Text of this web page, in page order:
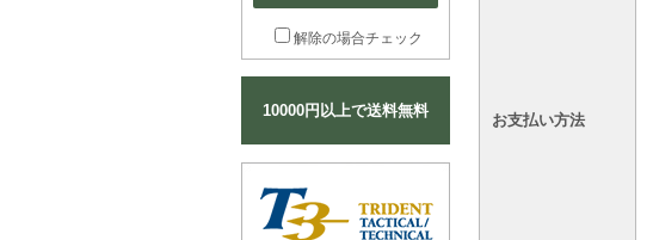
解除の場合チェック
10000円以上で送料無料
お支払い方法